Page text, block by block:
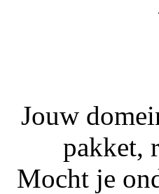
Jouw
pakket,
Mocht je